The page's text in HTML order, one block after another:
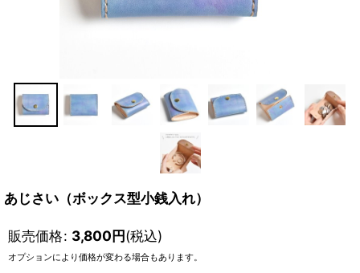
あじさい（ボックス型小銭入れ）
販売価格: 3,800円(税込)
オプションにより価格が変わる場合もあります。